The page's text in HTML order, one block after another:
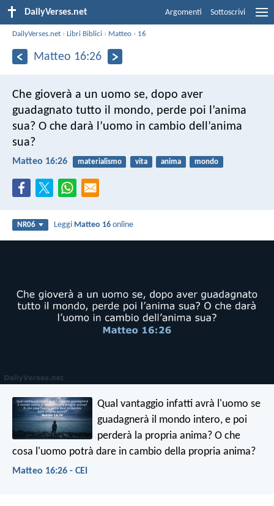
DailyVerses.net Argomenti Sottoscrivi
DailyVerses.net ›Libri Biblici › Matteo › 16
Matteo 16:26
Che gioverà a un uomo se, dopo aver
guadagnato tutto il mondo, perde poi l’anima
sua? O che darà l’uomo in cambio dell’anima
sua?
Matteo 16:26 materialismo vita anima mondo
NR06 Leggi Matteo 16 online
Qual vantaggio infatti avrà l'uomo se
guadagnerà il mondo intero, e poi
perderà la propria anima? O che
cosa l'uomo potrà dare in cambio della propria anima?
Matteo 16:26 - CEI